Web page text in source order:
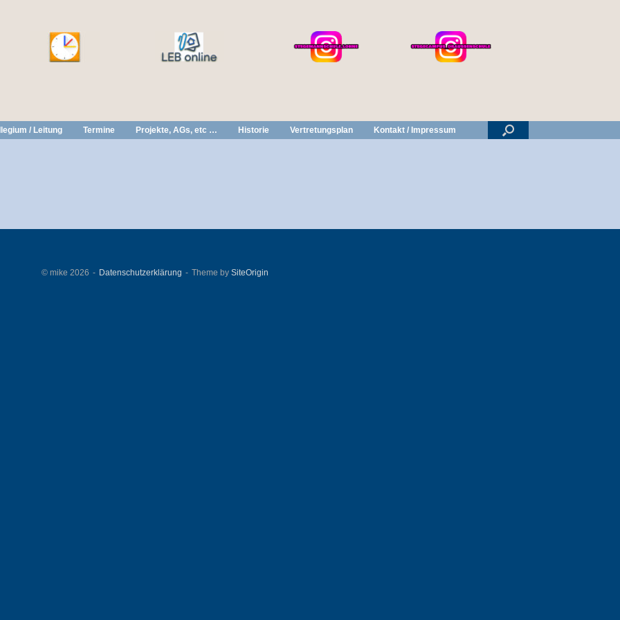
/ Leitung Termine Projekte, AGs, etc … Historie Vertretungsplan Kontakt / Impressum
© mike 2026 Datenschutzerklärung Theme by SiteOrigin